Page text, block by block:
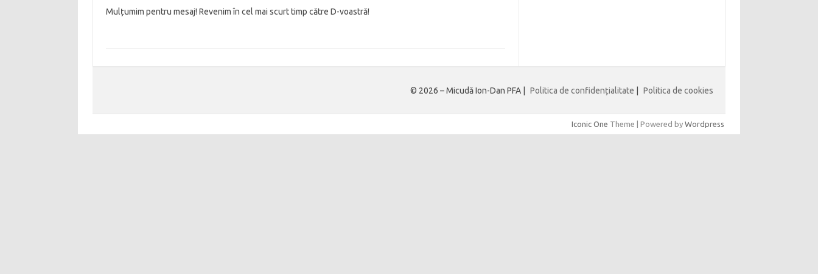
Mulțumim pentru mesaj! Revenim în cel mai scurt timp către D-voastră!
© 2026 – Micudă Ion-Dan PFA | Politica de confidențialitate Politica de cookies
Iconic One Theme | Powered by Wordpress